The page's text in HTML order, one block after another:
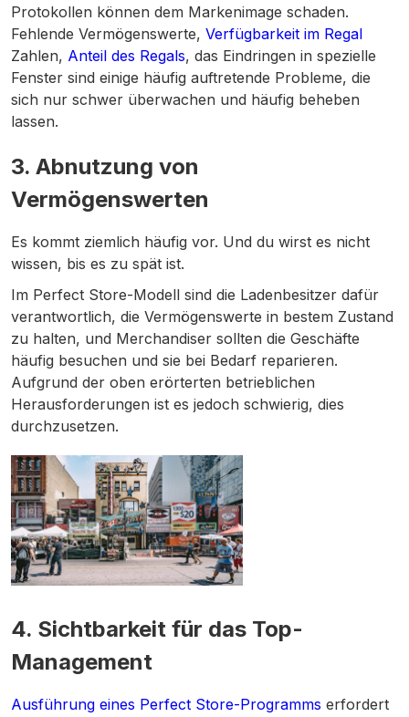
Protokollen können dem Markenimage schaden.
Fehlende Vermögenswerte, Verfügbarkeit im Regal
Zahlen, Anteil des Regals, das Eindringen in spezielle
Fenster sind einige häufig auftretende Probleme, die
sich nur schwer überwachen und häufig beheben
lassen.
3. Abnutzung von
Vermögenswerten
Es kommt ziemlich häufig vor. Und du wirst es nicht
wissen, bis es zu spät ist.
Im Perfect Store-Modell sind die Ladenbesitzer dafür
verantwortlich, die Vermögenswerte in bestem Zustand
zu halten, und Merchandiser sollten die Geschäfte
häufig besuchen und sie bei Bedarf reparieren.
Aufgrund der oben erörterten betrieblichen
Herausforderungen ist es jedoch schwierig, dies
durchzusetzen.
4. Sichtbarkeit für das Top-
Management
Ausführung eines Perfect Store-Programms erfordert